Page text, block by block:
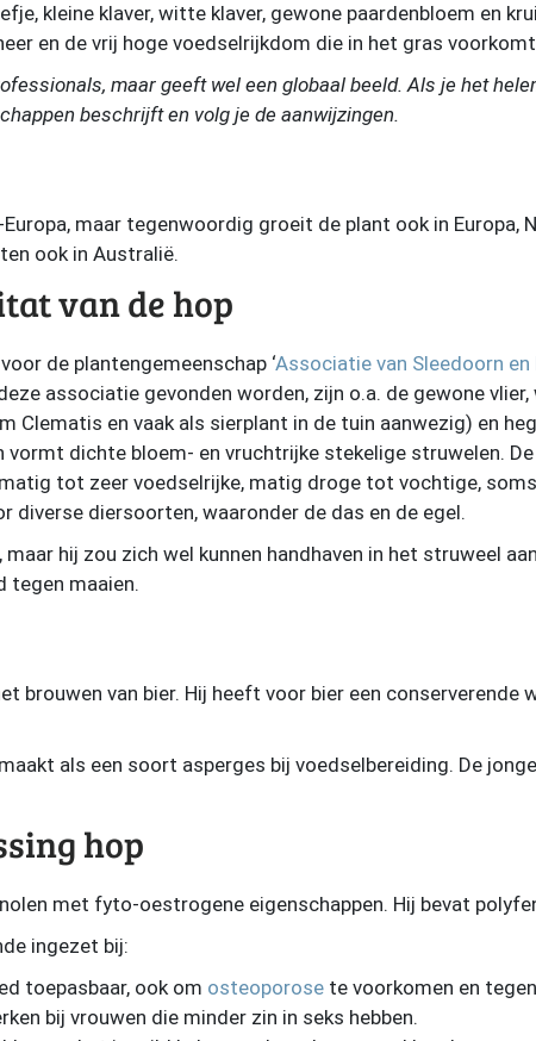
kleine klaver, witte klaver, gewone paardenbloem en
en de vrij hoge voedselrijkdom die in het gras
maar geeft wel een globaal beeld. Als je het
beschrijft en volg je de aanwijzingen.
maar tegenwoordig groeit de plant ook in Europa,
ook in Australië.
van de hop
de plantengemeenschap ‘Associatie van Sleedoorn en
associatie gevonden worden, zijn o.a. de gewone
Clematis en vaak als sierplant in de tuin aanwezig) en
vormt dichte bloem- en vruchtrijke stekelige struwelen.
tot zeer voedselrijke, matig droge tot vochtige,
diverse diersoorten, waaronder de das en de egel.
hij zou zich wel kunnen handhaven in het struweel
tegen maaien.
brouwen van bier. Hij heeft voor bier een conserverende
als een soort asperges bij voedselbereiding. De
hop
met fyto-oestrogene eigenschappen. Hij bevat
ingezet bij:
toepasbaar, ook om osteoporose te voorkomen en
bij vrouwen die minder zin in seks hebben.